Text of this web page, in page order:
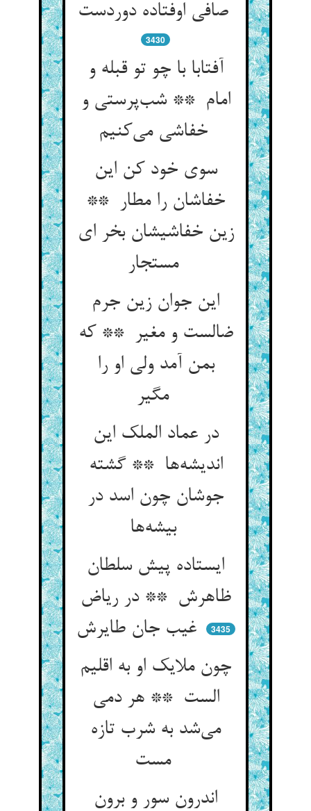
صافی اوفتاده دوردست
3430
آفتابا با چو تو قبله و
امام ** شب‌پرستی و
خفاشی می‌کنیم
سوی خود کن این
خفاشان را مطار **
زین خفاشیشان بخر ای
مستجار
این جوان زین جرم
ضالست و مغیر ** که
بمن آمد ولی او را
مگیر
در عماد الملک این
اندیشه‌ها ** گشته
جوشان چون اسد در
بیشه‌ها
ایستاده پیش سلطان
ظاهرش ** در ریاض
غیب جان طایرش
3435
چون ملایک او به اقلیم
الست ** هر دمی
می‌شد به شرب تازه
مست
اندرون سور و برون